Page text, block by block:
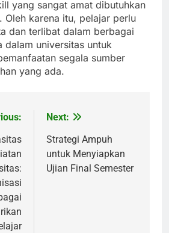
yang sangat amat dibutuhkan
Oleh karena itu, pelajar perlu
dan terlibat dalam berbagai
dalam universitas untuk
segala sumber
yang ada.
Next:
Strategi Ampuh
untuk Menyiapkan
Ujian Final Semester